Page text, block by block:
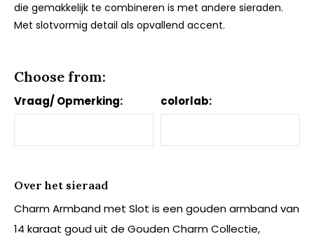
die gemakkelijk te combineren is met andere sieraden.
Met slotvormig detail als opvallend accent.
Choose from:
Vraag/ Opmerking: colorlab:
Over het sieraad
Charm Armband met Slot is een gouden armband van
14 karaat goud uit de Gouden Charm Collectie,